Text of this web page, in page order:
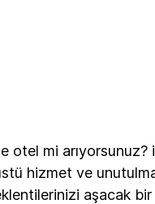
otel mi
hizmet ve
aşacak bir